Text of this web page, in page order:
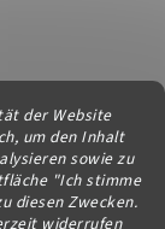
der Website
um den Inhalt
sowie zu
"Ich stimme
diesen Zwecken.
widerrufen